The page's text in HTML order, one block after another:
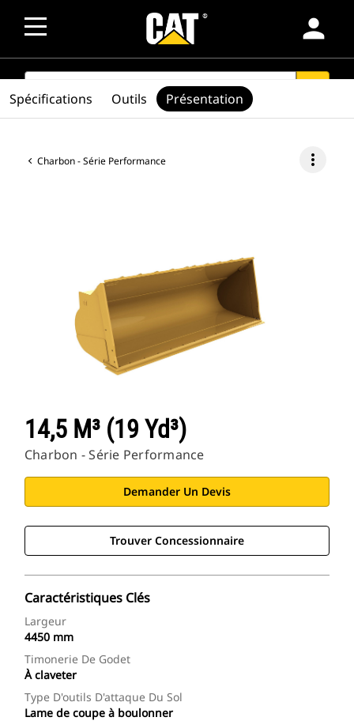
person
SEARCH
Charbon - Série Performance more_vert
14,5 M³ (19 Yd³)
Charbon - Série Performance
Demander Un Devis
Trouver Concessionnaire
Caractéristiques Clés
Largeur
4450 mm
Timonerie De Godet
À claveter
Type D'outils D'attaque Du Sol
Lame de coupe à boulonner
Spécifications Outils Présentation